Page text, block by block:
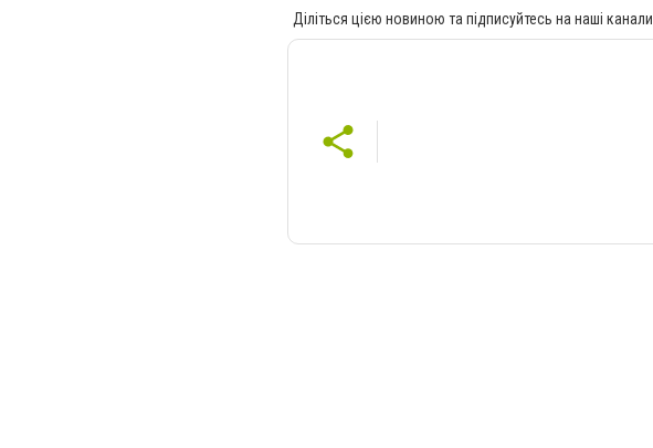
Діліться цією новиною та підписуйтесь на наші канали